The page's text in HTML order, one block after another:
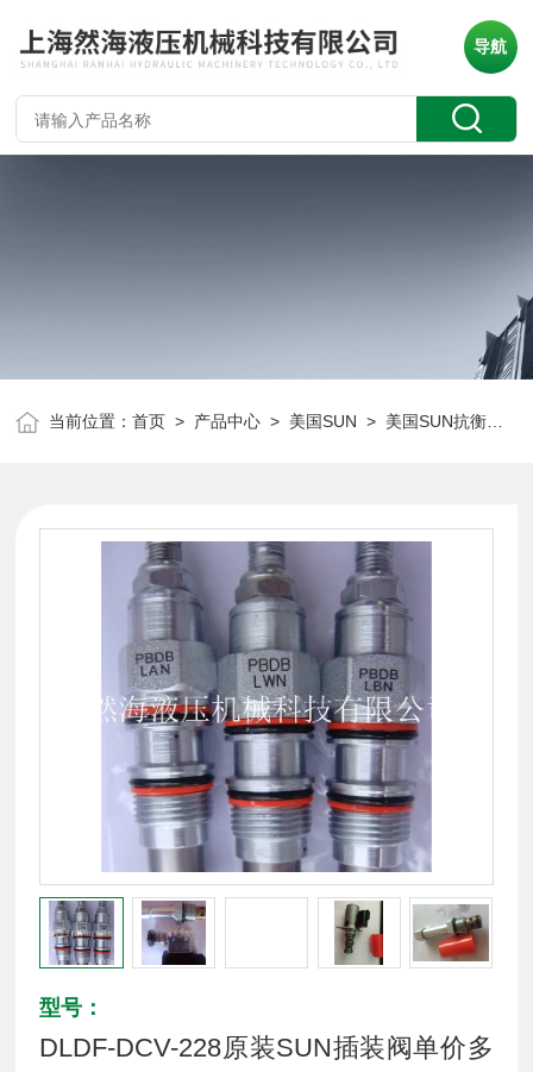
导航
当前位置：首页 > 产品中心 > 美国SUN > 美国SUN抗衡阀
型号：
DLDF-DCV-228原装SUN插装阀单价多